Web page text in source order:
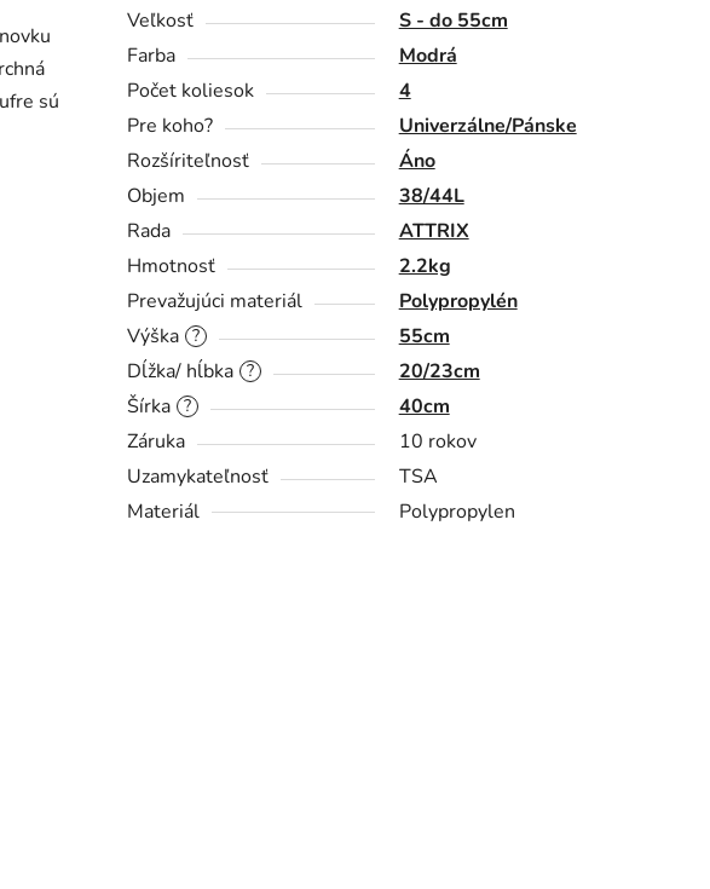
sú
Veľkosť
S - do 55cm
Farba
Modrá
Počet koliesok
4
Pre koho?
Univerzálne/Pánske
Rozšíriteľnosť
Áno
Objem
38/44L
Rada
ATTRIX
Hmotnosť
2.2kg
Prevažujúci materiál
Polypropylén
?
Výška 55cm
?
Dĺžka/ hĺbka 20/23cm
?
Šírka
40cm
Záruka
10 rokov
Uzamykateľnosť
TSA
Materiál
Polypropylen